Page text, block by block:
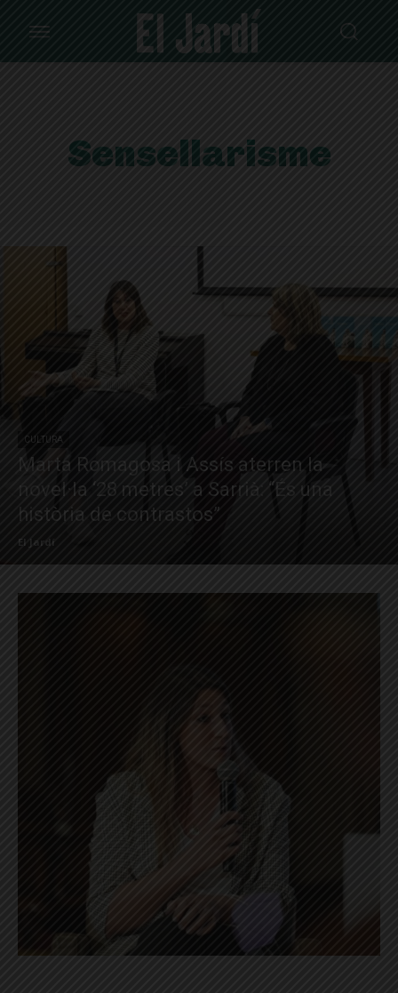
Sensellarisme
CULTURA
Marta Romagosa i Assís aterren la
novel·la ‘28 metres’ a Sarrià: “És una
història de contrastos”
El Jardí